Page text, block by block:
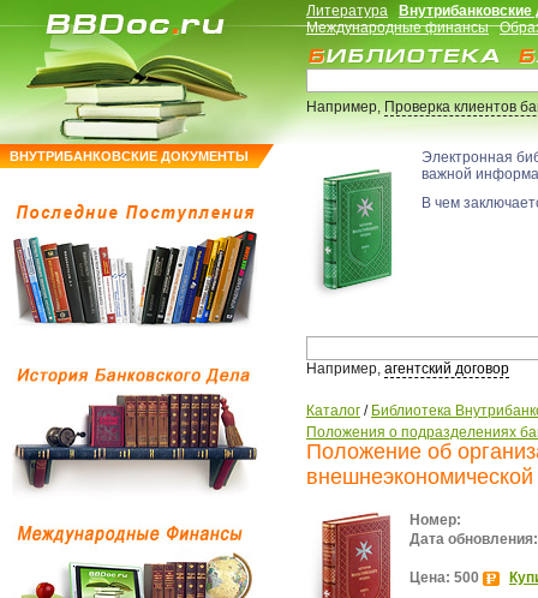
ВНУТРИБАНКОВСКИЕ ДОКУМЕНТЫ
Литература
Международные финансы
Например,Проверка клиентов
Электронная
важной
В чем
Например, агентский договор
Каталог / Библиотека
Положения о подразделениях
Положение об
внешнеэкономической
Номер:
Дата обновления:
Цена: 500